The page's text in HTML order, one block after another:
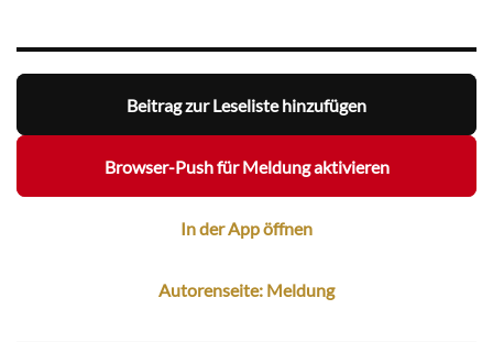
Beitrag zur Leseliste hinzufügen
Browser-Push für Meldung aktivieren
In der App öffnen
Autorenseite: Meldung